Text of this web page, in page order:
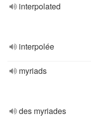
interpolated
interpolée
myriads
des myriades